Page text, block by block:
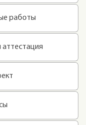
работы
аттестация